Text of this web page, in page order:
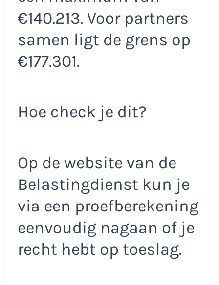
€140.213. Voor partners
samen ligt de grens op
€177.301.
Hoe check je dit?
Op de website van de
Belastingdienst kun je
via een proefberekening
eenvoudig nagaan of je
recht hebt op toeslag.